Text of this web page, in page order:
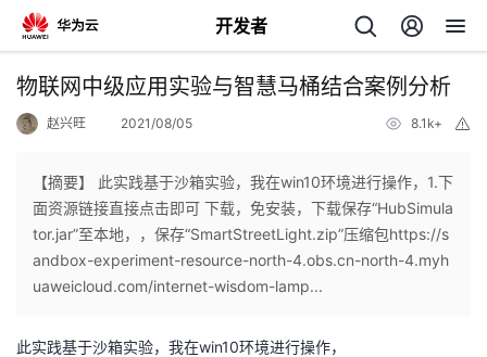
开发者
返
个
物联网中级应用实验与智慧马桶结合案例分析
赵兴旺 2021/08/05 8.1k+
【摘要】 此实践基于沙箱实验，我在win10环境进行操作，1.下
面资源链接直接点击即可 下载，免安装，下载保存“HubSimula
tor.jar”至本地，，保存“SmartStreetLight.zip”压缩包https://s
andbox-experiment-resource-north-4.obs.cn-north-4.myh
uaweicloud.com/internet-wisdom-lamp...
此实践基于沙箱实验，我在win10环境进行操作，